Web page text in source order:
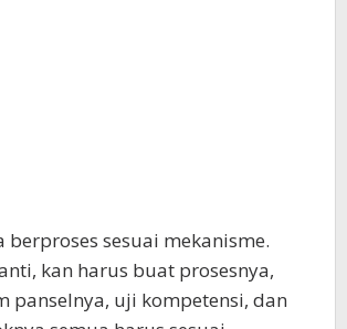
berproses sesuai mekanisme.
kan harus buat prosesnya,
panselnya, uji kompetensi, dan